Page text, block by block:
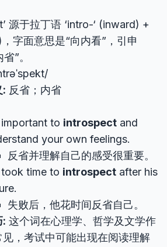
源于拉丁语 ‘intro-‘ (inward) +
字面意思是“向内看”，引申
”。
: 反省；内省
important to introspect and
your own feelings.
反省并理解自己的感受很重要。
took time to introspect after his
失败后，他花时间反省自己。
: 这个词在心理学、哲学及文学作
见，考试中可能出现在阅读理解